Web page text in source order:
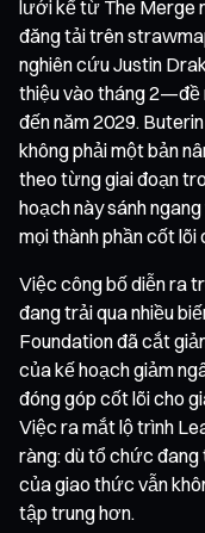
lưới kể từ The Merge
đăng tải trên
nghiên cứu Justin
thiệu vào tháng 2—đề
đến năm 2029.
không phải một bản
theo từng giai đoạn
hoạch này sánh
mọi thành phần cốt
Việc công bố diễn ra
đang trải qua nhiều
Foundation đã cắt
của kế hoạch giảm
đóng góp cốt lõi cho
Việc ra mắt lộ trình
ràng: dù tổ chức đang
của giao thức vẫn
tập trung hơn.